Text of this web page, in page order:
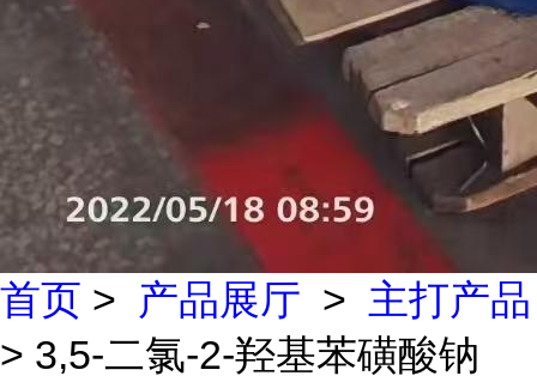
首页 > 产品展厅 > 主打产品
> 3,5-二氯-2-羟基苯磺酸钠